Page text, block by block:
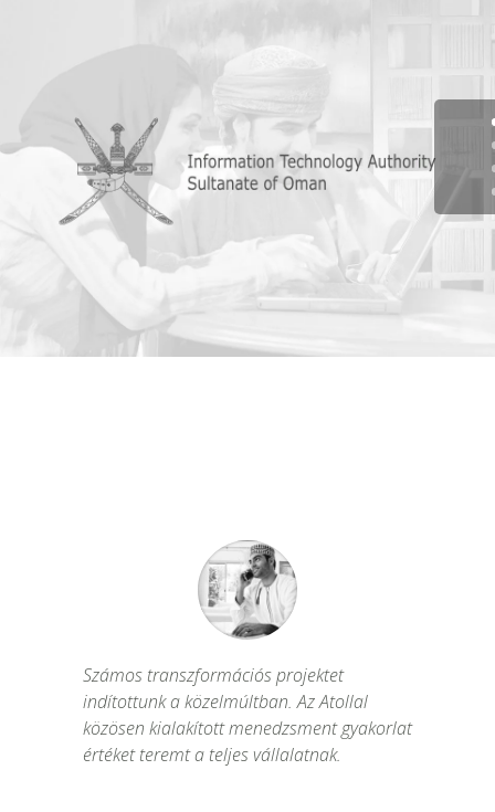
Számos transzformációs projektet
indítottunk a közelmúltban. Az Atollal
közösen kialakított menedzsment gyakorlat
értéket teremt a teljes vállalatnak.